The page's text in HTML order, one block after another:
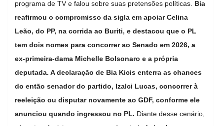
programa de TV e falou sobre suas pretensões políticas. Bia
reafirmou o compromisso da sigla em apoiar Celina
Leão, do PP, na corrida ao Buriti, e destacou que o PL
tem dois nomes para concorrer ao Senado em 2026, a
ex-primeira-dama Michelle Bolsonaro e a própria
deputada. A declaração de Bia Kicis enterra as chances
do então senador do partido, Izalci Lucas, concorrer à
reeleição ou disputar novamente ao GDF, conforme ele
anunciou quando ingressou no PL. Diante desse cenário,